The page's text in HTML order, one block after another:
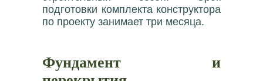
подготовки комплекта конструктора
по проекту занимает три месяца.
Фундамент и